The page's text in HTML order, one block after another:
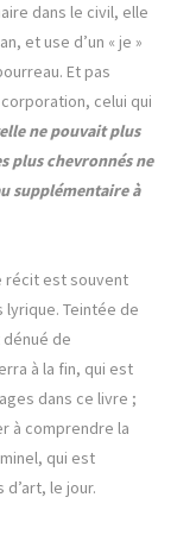
dans le civil, elle
et use d’un « je »
Et pas
corporation, celui qui
ne pouvait plus
plus chevronnés ne
supplémentaire à
récit est souvent
Teintée de
de
à la fin, qui est
dans ce livre ;
à comprendre la
qui est
le jour.